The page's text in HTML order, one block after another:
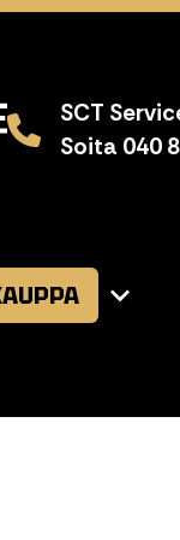
SCT
Soita 040